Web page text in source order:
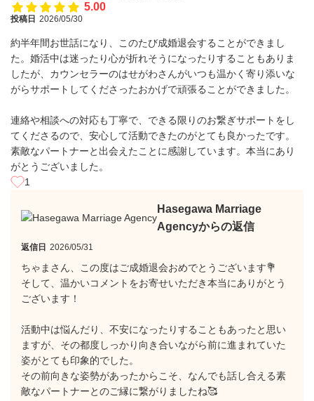
5.00
投稿日 2026/05/30
約半年間お世話になり、このたび成婚退会することができまし
た。婚活中は迷ったり心が折れそうになったりすることもありま
したが、カウンセラーのはせがわさんがいつも温かく寄り添いな
がらサポートしてくださったおかげで頑張ることができました。
連絡や相談への対応も丁寧で、できる限りのお繋ぎサポートをし
てくださるので、安心して活動できたのがとても良かったです。
素敵なパートナーと出会えたことに感謝しています。本当にあり
がとうございました。
1
Hasegawa Marriage
Agencyからの返信
返信日 2026/05/31
ちゃまさん、この度はご成婚退会おめでとうございます💐
そして、温かいコメントをお寄せいただき本当にありがとう
ございます！
活動中は悩んだり、不安になったりすることもあったと思い
ますが、その都度しっかり向き合いながら前に進まれていた
姿がとても印象的でした。
その前向きな姿勢があったからこそ、なんでも話し合える素
敵なパートナーとのご縁に繋がりましたね🥰